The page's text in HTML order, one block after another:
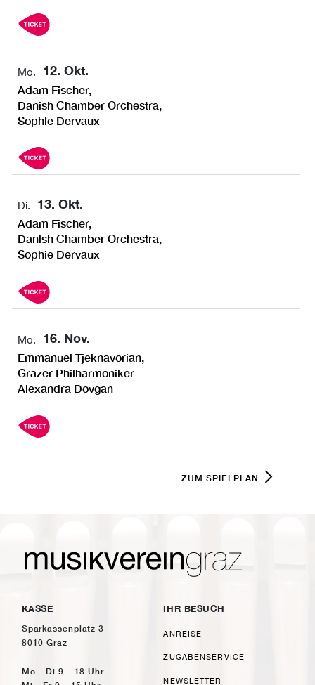
12. Okt.
Mo.
Adam Fischer,
Danish Chamber Orchestra,
Sophie Dervaux
13. Okt.
Di.
Adam Fischer,
Danish Chamber Orchestra,
Sophie Dervaux
16. Nov.
Mo.
Emmanuel Tjeknavorian,
Grazer Philharmoniker
Alexandra Dovgan
ZUM SPIELPLAN
KASSE
Sparkassenplatz 3
8010 Graz
Mo – Di 9 – 18 Uhr
IHR BESUCH
ANREISE
ZUGABENSERVICE
NEWSLETTER